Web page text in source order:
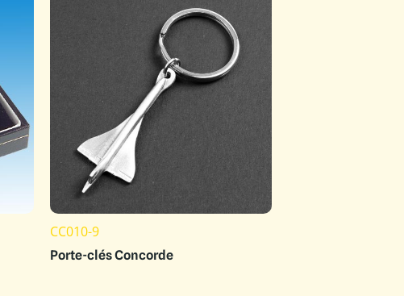
CC010-9
Porte-clés Concorde